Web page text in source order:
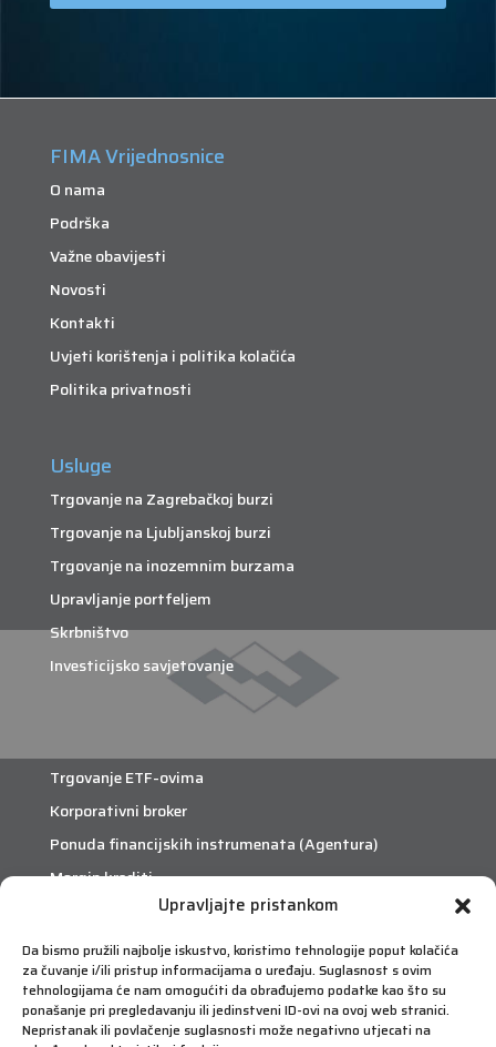
Upravljajte pristankom
Da bismo pružili najbolje iskustvo, koristimo tehnologije poput kolačića
za čuvanje i/ili pristup informacijama o uređaju. Suglasnost s ovim
tehnologijama će nam omogućiti da obrađujemo podatke kao što su
ponašanje pri pregledavanju ili jedinstveni ID-ovi na ovoj web stranici.
Nepristanak ili povlačenje suglasnosti može negativno utjecati na
FIMA Vrijednosnice
O nama
Podrška
Važne obavijesti
Novosti
Kontakti
Uvjeti korištenja i politika kolačića
Politika privatnosti
Usluge
Trgovanje na Zagrebačkoj burzi
Trgovanje na Ljubljanskoj burzi
Trgovanje na inozemnim burzama
Upravljanje portfeljem
Skrbništvo
Investicijsko savjetovanje
Trgovanje ETF-ovima
Korporativni broker
Ponuda financijskih instrumenata (Agentura)
Margin krediti
eTrade
Što je eTrade?